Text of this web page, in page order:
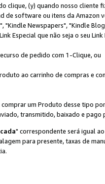
clique, (y) quando nosso
software ou itens da Amazon
"Kindle Newspapers", "Kindle
Especial que não seja o seu
de pedido com 1-Clique, ou
ao carrinho de compras e
um Produto desse tipo
transmitido, baixado e pago
" correspondente será igual
para presente, taxas de